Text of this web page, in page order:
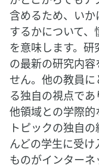
含めるため、い
するかについて
を意味します。
の最新の研究内
せん。他の教員
る独自の視点であ
他領域との学際
トピックの独自
んどの学生に受
ものがインター